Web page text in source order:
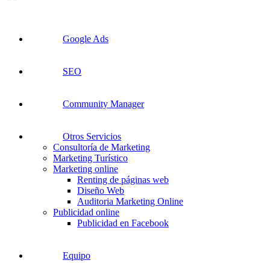
Google Ads
SEO
Community Manager
Otros Servicios
Consultoría de Marketing
Marketing Turístico
Marketing online
Renting de páginas web
Diseño Web
Auditoria Marketing Online
Publicidad online
Publicidad en Facebook
Equipo